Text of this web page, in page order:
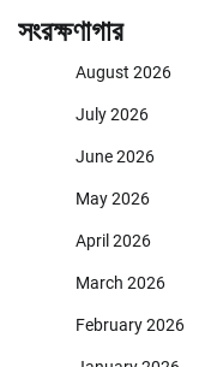
সংরক্ষণাগার
August 2026
July 2026
June 2026
May 2026
April 2026
March 2026
February 2026